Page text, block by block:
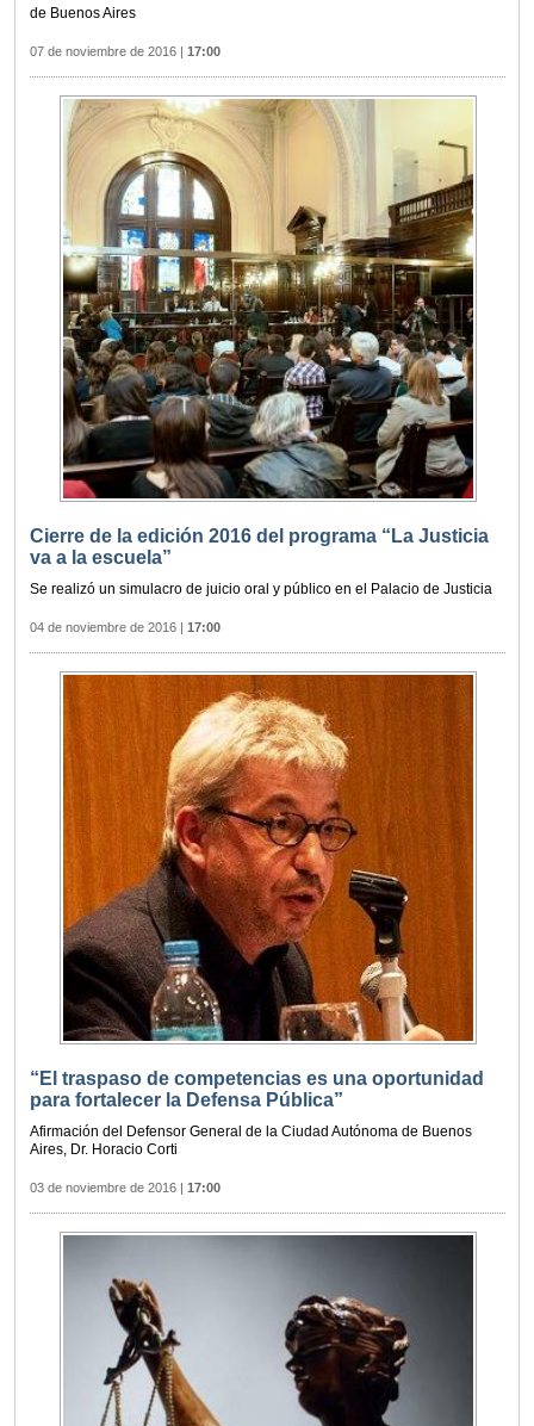
de Buenos Aires
07 de noviembre de 2016 | 17:00
Cierre de la edición 2016 del programa “La Justicia
va a la escuela”
Se realizó un simulacro de juicio oral y público en el Palacio de Justicia
04 de noviembre de 2016 | 17:00
“El traspaso de competencias es una oportunidad
para fortalecer la Defensa Pública”
Afirmación del Defensor General de la Ciudad Autónoma de Buenos
Aires, Dr. Horacio Corti
03 de noviembre de 2016 17:00